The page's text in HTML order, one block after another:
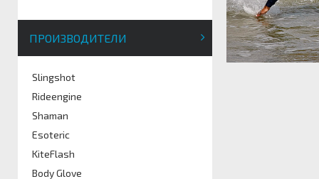
ПРОИЗВОДИТЕЛИ
Slingshot
Rideengine
Shaman
Esoteric
KiteFlash
Body Glove